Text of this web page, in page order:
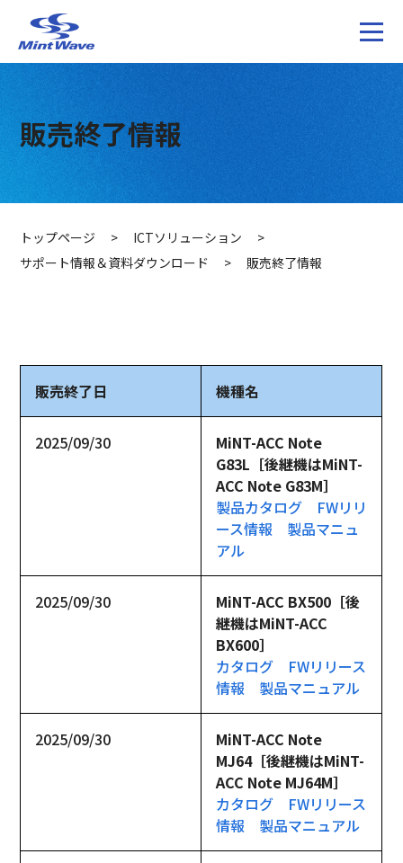
販売終了情報
トップページ > ICTソリューション
>
サポート情報＆資料ダウンロード
> 販売終了情報
販売終了日 機種名
2025/09/30
MiNT-ACC Note
G83L［後継機はMiNT-
ACC Note G83M］
製品カタログ
FWリリ
ース情報
製品マニュ
アル
2025/09/30
MiNT-ACC BX500［後
継機はMiNT-ACC
BX600］
カタログ
FWリリース
情報
製品マニュアル
2025/09/30
MiNT-ACC Note
MJ64［後継機はMiNT-
ACC Note MJ64M］
カタログ
FWリリース
情報
製品マニュアル